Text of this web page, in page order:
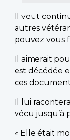
Il veut
autres
pouvez vous
Il aimerait
est décédée
ces
Il lui
vécu jusqu’à
« Elle était